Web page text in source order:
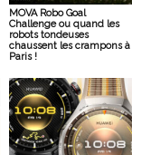
MOVA Robo Goal
Challenge ou quand les
robots tondeuses
chaussent les crampons à
Paris !